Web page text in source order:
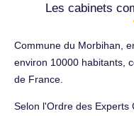
Les cabinets
Commune du Morbihan,
environ 10000 habitants,
de France.
Selon l'Ordre des Experts